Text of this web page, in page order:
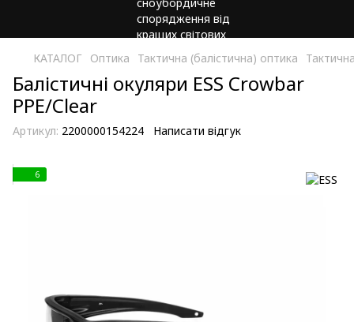
КАТАЛОГ Оптика Тактична (балістична) оптика
Балістичні окуляри ESS Crowbar
PPE/Clear
Артикул: 2200000154224 Написати відгук
6